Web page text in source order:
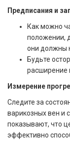
Предписания и
Как можно
положении,
они должны
Будьте
расширение
Измерение
Следите за
варикозных вен и
показывают, что
эффективно